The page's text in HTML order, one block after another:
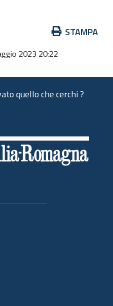
STAMPA
2023 20:22
quello che cerchi ?